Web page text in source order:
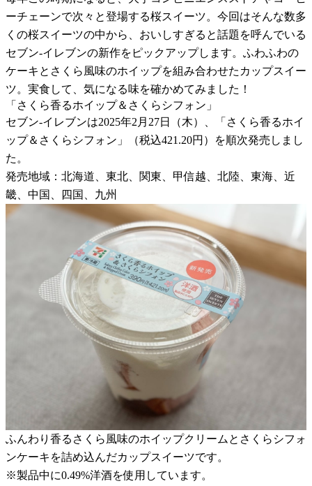
ーチェーンで次々と登場する桜スイーツ。今回はそんな数多
くの桜スイーツの中から、おいしすぎると話題を呼んでいる
セブン-イレブンの新作をピックアップします。ふわふわの
ケーキとさくら風味のホイップを組み合わせたカップスイー
ツ。実食して、気になる味を確かめてみました！
「さくら香るホイップ＆さくらシフォン」
セブン-イレブンは2025年2月27日（木）、「さくら香るホイ
ップ＆さくらシフォン」（税込421.20円）を順次発売しまし
た。
発売地域：北海道、東北、関東、甲信越、北陸、東海、近
畿、中国、四国、九州
ふんわり香るさくら風味のホイップクリームとさくらシフォ
ンケーキを詰め込んだカップスイーツです。
※製品中に0.49%洋酒を使用しています。